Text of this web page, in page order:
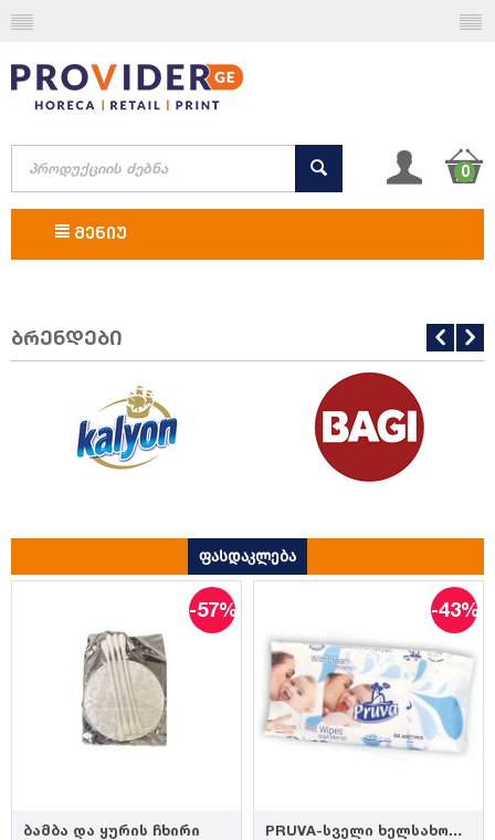
0
ᲛᲔᲜᲘᲣ
ბრენდები
ფასდაკლება
-57%
ბამბა და ყურის ჩხირი
-43%
PRUVA-სველი ხელსახოცი 64ც 35 გრ. (12)